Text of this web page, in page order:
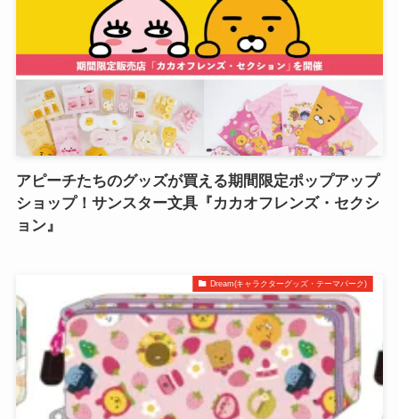
アピーチたちのグッズが買える期間限定ポップアップ
ショップ！サンスター文具『カカオフレンズ・セクシ
ョン』
Dream(キャラクターグッズ・テーマパーク)